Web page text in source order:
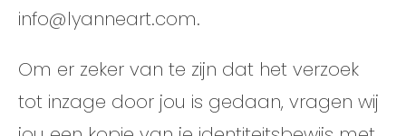
info@lyanneart.com.
Om er zeker van te zijn dat het verzoek
tot inzage door jou is gedaan, vragen wij